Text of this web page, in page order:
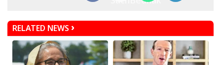
RELATED NEWS